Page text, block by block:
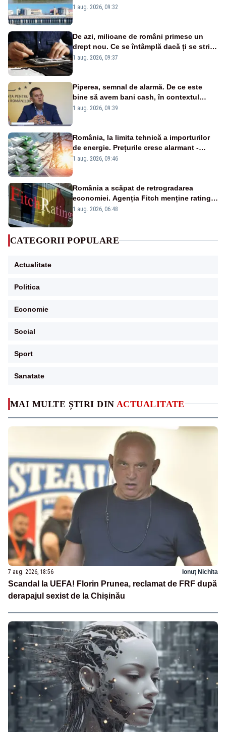
MAI MULTE ȘTIRI DIN ACTUALITATE
7 aug. 2026, 18:56 Ionuț Nichita
Scandal la UEFA! Florin Prunea, reclamat de FRF după
derapajul sexist de la Chișinău
în pericol Centrala Cernavodă era
1 aug. 2026, 09:32
De azi, milioane de români primesc un
drept nou. Ce se întâmplă dacă ți se strică
un produs
1 aug. 2026, 09:37
Piperea, semnal de alarmă. De ce este
bine să avem bani cash, în contextul
alertei energetice?
1 aug. 2026, 09:39
România, la limita tehnică a importurilor
de energie. Prețurile cresc alarmant -
Analiză Realitatea Plus
1 aug. 2026, 09:46
România a scăpat de retrogradarea
economiei. Agenția Fitch menține ratingul
„BBB-” cu perspectivă negativă
1 aug. 2026, 06:48
CATEGORII POPULARE
Actualitate
Politica
Economie
Social
Sport
Sanatate